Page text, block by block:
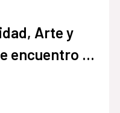
Arte y
encuentro y